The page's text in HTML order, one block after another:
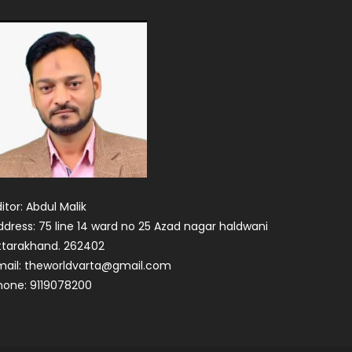
Abdul Malik
75 line 14 ward no 25 Azad nagar haldwani
262402
theworldvarta@gmail.com
9119078200